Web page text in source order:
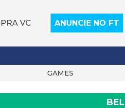
VC ANUNCIE NO FT
GAMES